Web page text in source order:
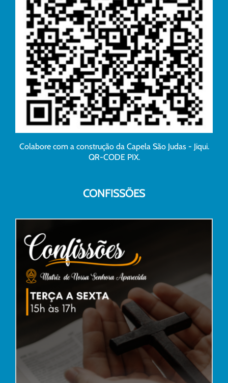
Colabore com a construção da Capela São Judas - Jiqui.
QR-CODE PIX.
CONFISSÕES